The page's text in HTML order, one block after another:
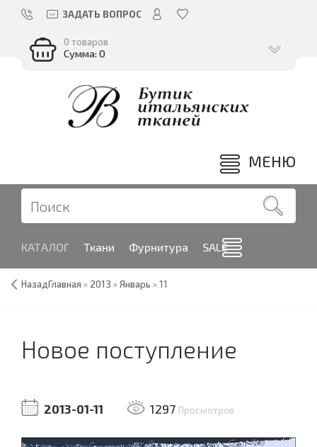
ЗАДАТЬ ВОПРОС
0 товаров
Сумма: 0
МЕНЮ
КАТАЛОГ Ткани Фурнитура SALE
НазадГлавная » 2013 »Январь »11
Новое поступление
2013-01-11 1297 Просмотров